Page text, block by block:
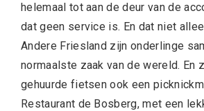
helemaal tot aan de deur van de
dat geen service is. En dat niet
Andere Friesland zijn onderlinge
normaalste zaak van de wereld. En
gehuurde fietsen ook een
Restaurant de Bosberg, met een